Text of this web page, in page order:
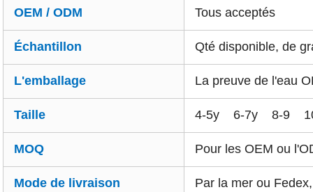
OEM / ODM Tous acceptés
Échantillon Qté disponible, de
L'emballage La preuve de l'eau
Taille 4-5y 6-7y 8-9
MOQ Pour les OEM ou
Mode de livraison Par la mer ou